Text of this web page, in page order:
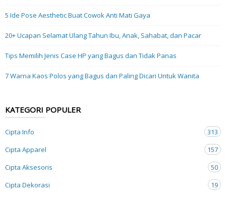
5 Ide Pose Aesthetic Buat Cowok Anti Mati Gaya
20+ Ucapan Selamat Ulang Tahun Ibu, Anak, Sahabat, dan Pacar
Tips Memilih Jenis Case HP yang Bagus dan Tidak Panas
7 Warna Kaos Polos yang Bagus dan Paling Dicari Untuk Wanita
KATEGORI POPULER
Cipta Info
313
Cipta Apparel
157
Cipta Aksesoris
50
Cipta Dekorasi
19